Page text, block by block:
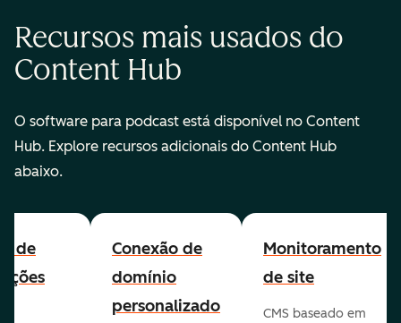
Recursos mais usados do
Content Hub
O software para podcast está disponível no Content
Hub. Explore recursos adicionais do Content Hub
abaixo.
de
Conexão de
domínio
personalizado
Monitoramento
de site
CMS baseado em